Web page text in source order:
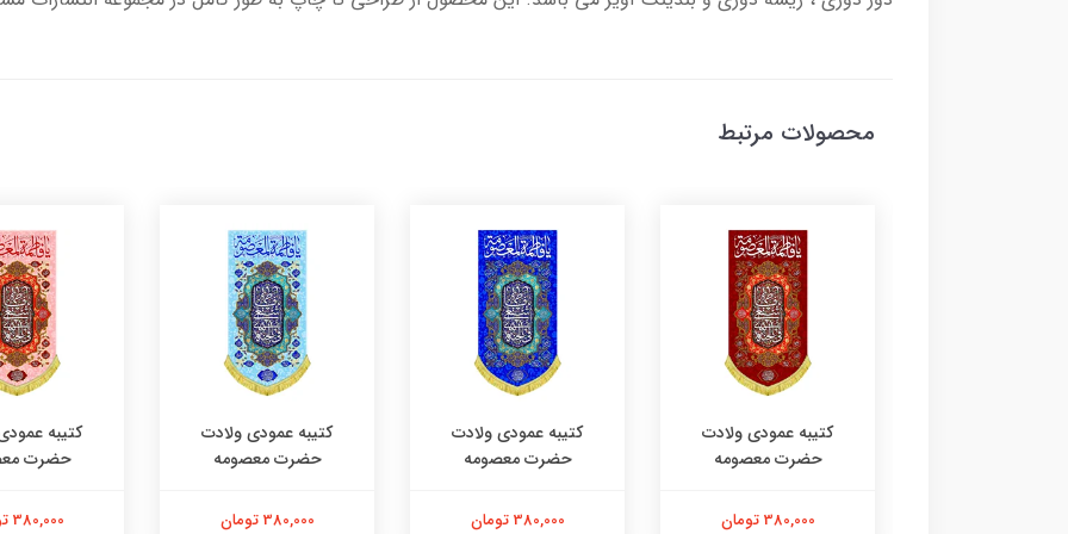
محصولات مرتبط
کتیبه عمودی ولادت
حضرت معصومه
380,000 تومان
کتیبه عمودی ولادت
حضرت معصومه
380,000 تومان
کتیبه عمودی ولادت
حضرت معصومه
380,000 تومان
کتیبه
حضرت
380,000 تومان